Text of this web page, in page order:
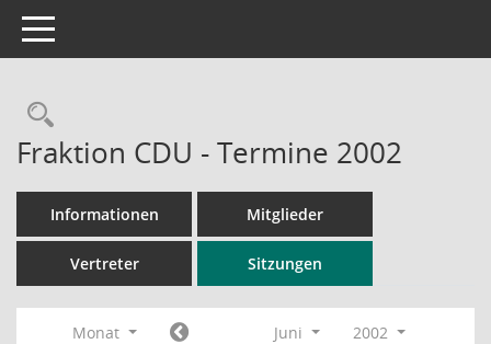
Toggle navigation
Rechercheauswahl
Fraktion CDU - Termine 2002
Informationen Mitglieder
Vertreter Sitzungen
Monat Juni
2002